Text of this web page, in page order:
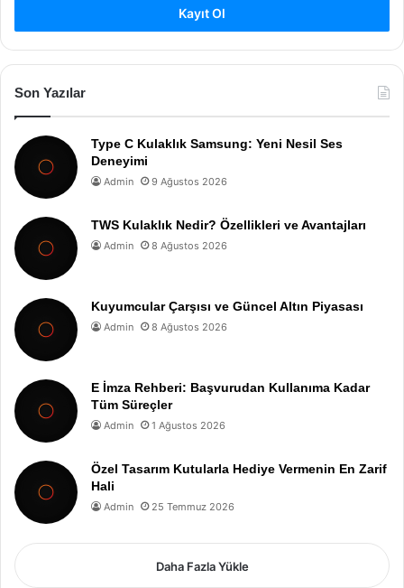
Kayıt Ol
Son Yazılar
Type C Kulaklık Samsung: Yeni Nesil Ses
Deneyimi
Admin 9 Ağustos 2026
TWS Kulaklık Nedir? Özellikleri ve Avantajları
Admin 8 Ağustos 2026
Kuyumcular Çarşısı ve Güncel Altın Piyasası
Admin 8 Ağustos 2026
E İmza Rehberi: Başvurudan Kullanıma Kadar
Tüm Süreçler
Admin 1 Ağustos 2026
Özel Tasarım Kutularla Hediye Vermenin En Zarif
Hali
Admin 25 Temmuz 2026
Daha Fazla Yükle